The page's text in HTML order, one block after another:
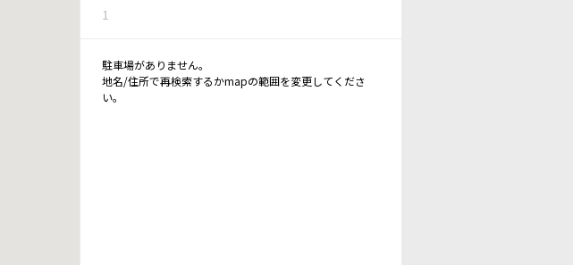
1
駐車場がありません。
地名/住所で再検索するかmapの範囲を変更してくださ
い。